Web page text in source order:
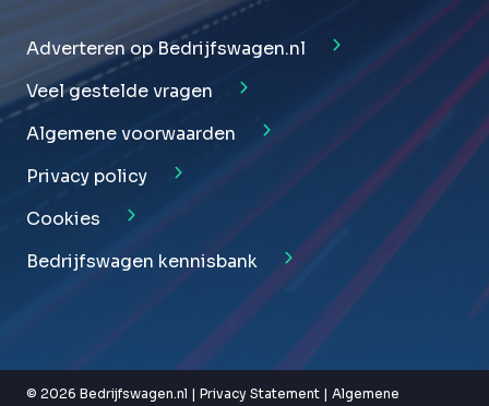
Adverteren op Bedrijfswagen.nl
Veel gestelde vragen
Algemene voorwaarden
Privacy policy
Cookies
Bedrijfswagen kennisbank
© 2026 Bedrijfswagen.nl | Privacy Statement | Algemene